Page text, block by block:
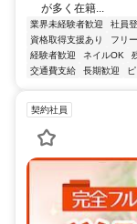
が多く在籍...
業界未経験者歓迎 社員
資格取得支援あり
フリ
経験者歓迎
ネイルOK
交通費支給
長期歓迎
契約社員